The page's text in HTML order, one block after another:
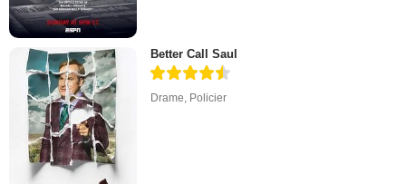
Better Call Saul
Drame Policier